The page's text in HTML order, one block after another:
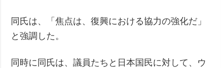
同氏は、「焦点は、復興における協力の強化だ」
と強調した。
同時に同氏は、議員たちと日本国民に対して、ウ